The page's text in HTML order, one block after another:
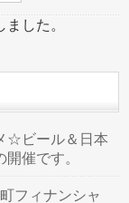
した。
☆ビール＆日本
催です。
フィナンシャ